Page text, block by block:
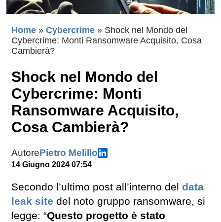
Home » Cybercrime » Shock nel Mondo del
Cybercrime: Monti Ransomware Acquisito, Cosa
Cambierà?
Shock nel Mondo del
Cybercrime: Monti
Ransomware Acquisito,
Cosa Cambierà?
AutorePietro Melillo
14 Giugno 2024 07:54
Secondo l’ultimo post all’interno del data
leak site del noto gruppo ransomware, si
legge: “Questo progetto è stato